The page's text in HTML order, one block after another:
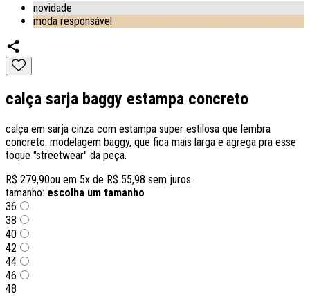
novidade
moda responsável
calça sarja baggy estampa concreto
calça em sarja cinza com estampa super estilosa que lembra
concreto. modelagem baggy, que fica mais larga e agrega pra esse
toque "streetwear" da peça.
R$ 279,90ou em 5x de R$ 55,98 sem juros
tamanho: escolha um tamanho
36
38
40
42
44
46
48